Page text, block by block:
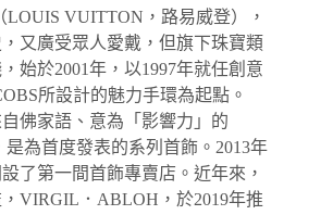
VUITTON，路易威登），
又廣受眾人愛戴，但旗下珠寶類
始於2001年，以1997年就任創意
所設計的魅力手環為起點。
佛家語、意為「影響力」的
是為首度發表的系列首飾。2013年
了第一間首飾專賣店。近年來，
VIRGIL．ABLOH，於2019年推